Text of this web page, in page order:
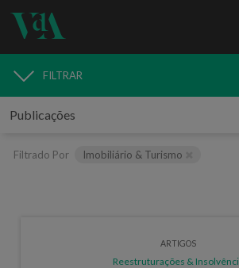
PUBLICAÇÕES
FILTRAR
Filtrado Por Imobiliário & Turismo
ARTIGOS
Reestruturações &